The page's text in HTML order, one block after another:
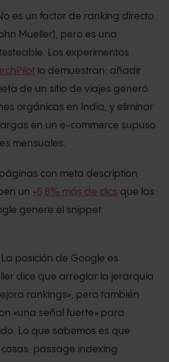
es un factor de ranking directo
Mueller), pero es una
Los experimentos
lo demuestran: añadir
de un sitio de viajes generó
orgánicas en India, y eliminar
en un e-commerce supuso
mensuales.
con meta description
un +5,8% más de clics que las
genere el snippet
La posición de Google es
dice que arreglar la jerarquía
rankings», pero también
«una señal fuerte» para
Lo que sabemos es que
passage indexing